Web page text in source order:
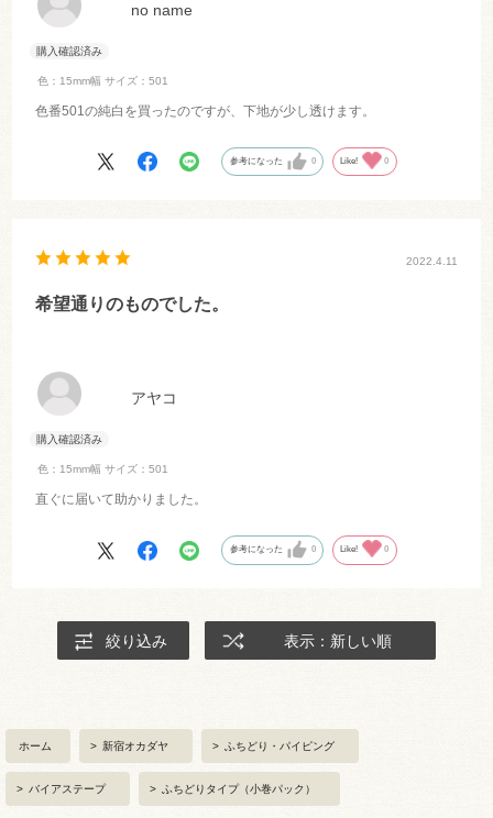
no name
色：15mm幅 サイズ：501
色番501の純白を買ったのですが、下地が少し透けます。
参考になった 0 Like! 0
アヤコ
色：15mm幅 サイズ：501
2022.4.11
希望通りのものでした。
直ぐに届いて助かりました。
参考になった 0 Like! 0
絞り込み 表示：新しい順
ホーム > 新宿オカダヤ > ふちどり・パイピング
> バイアステープ > ふちどりタイプ（小巻パック）